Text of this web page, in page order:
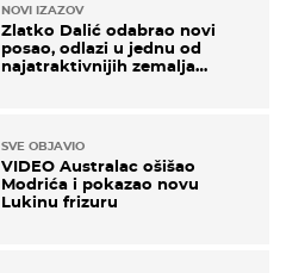
NOVI IZAZOV
Zlatko Dalić odabrao novi
posao, odlazi u jednu od
najatraktivnijih zemalja
SVE OBJAVIO
VIDEO Australac ošišao
Modrića i pokazao novu
Lukinu frizuru